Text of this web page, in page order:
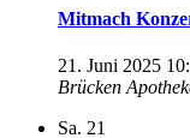
Mitmach
21. Juni 2025
Brücken
Sa. 21